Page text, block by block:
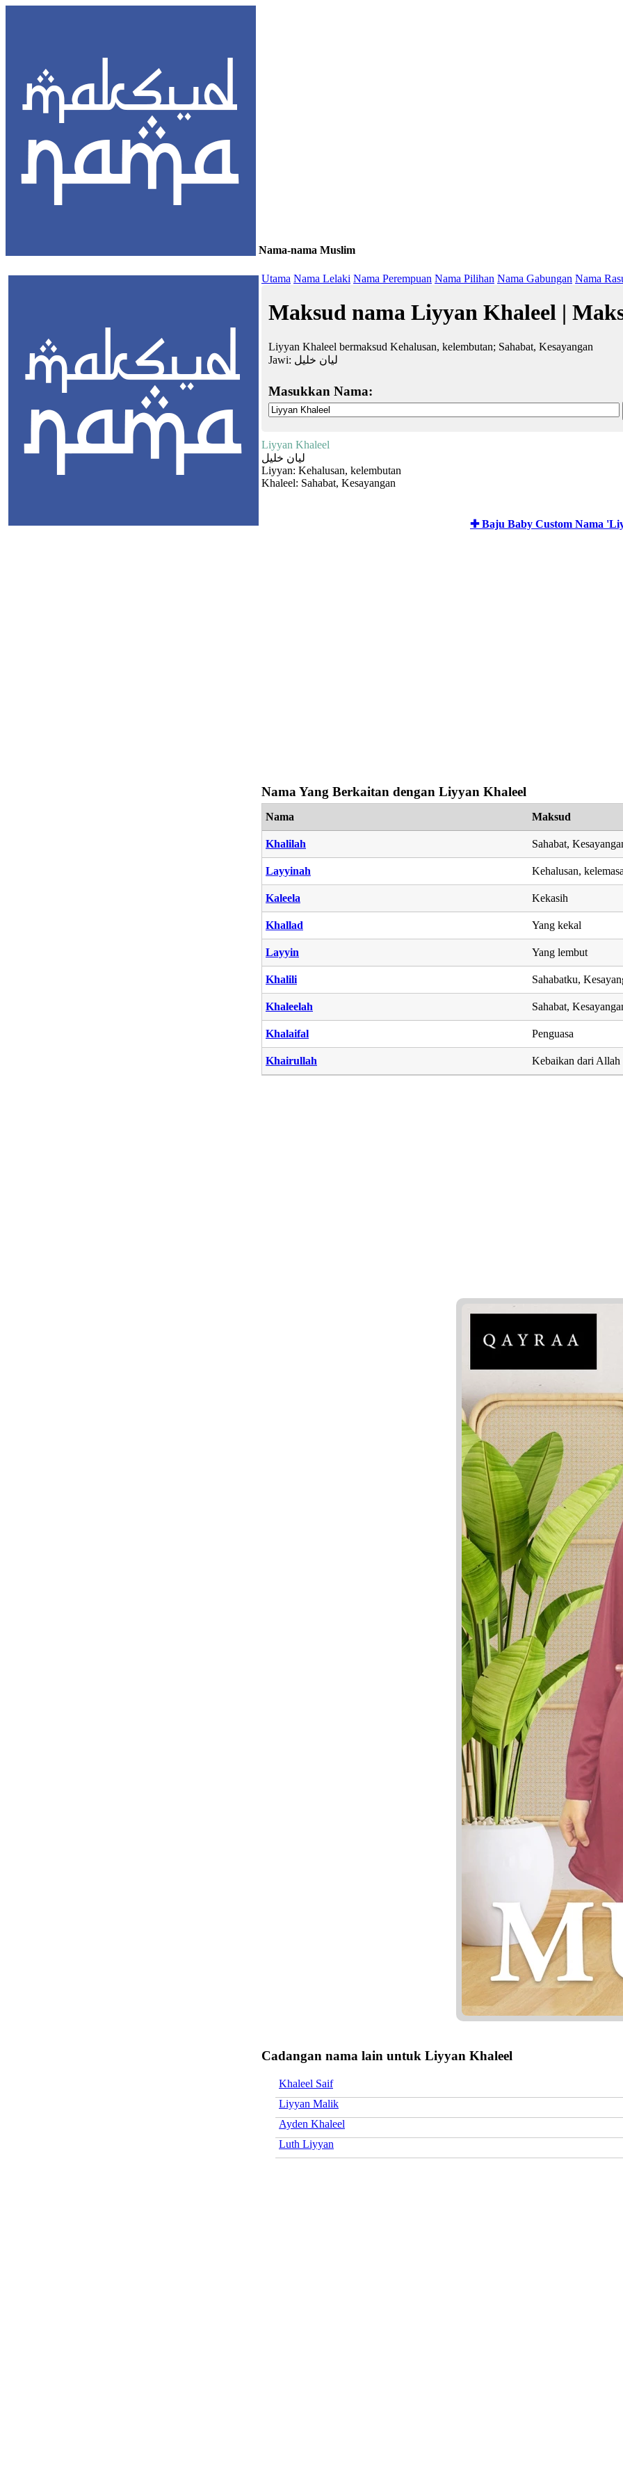
Nama-nama Muslim
Utama Nama Lelaki Nama Perempuan Nama Pilihan Nama Gabungan Nama
Maksud nama Liyyan Khaleel |
Liyyan Khaleel bermaksud Kehalusan, kelembutan; Sahabat, Kesayangan
Jawi: ليان خليل
Masukkan Nama:
Liyyan Khaleel
ليان خليل
Liyyan: Kehalusan, kelembutan
Khaleel: Sahabat, Kesayangan
✚ Baju Baby Custom Nama
Nama Yang Berkaitan dengan Liyyan Khaleel
Nama Maksud
Khalilah Sahabat,
Layyinah Kehalusan,
Kaleela Kekasih
Khallad Yang kekal
Layyin Yang lembut
Khalili Sahabatku,
Khaleelah Sahabat,
Khalaifal Penguasa
Khairullah Kebaikan dari Allah
Cadangan nama lain untuk Liyyan Khaleel
Khaleel Saif
Liyyan Malik
Ayden Khaleel
Luth Liyyan